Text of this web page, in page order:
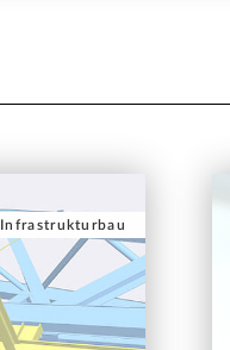
Infrastrukturbau